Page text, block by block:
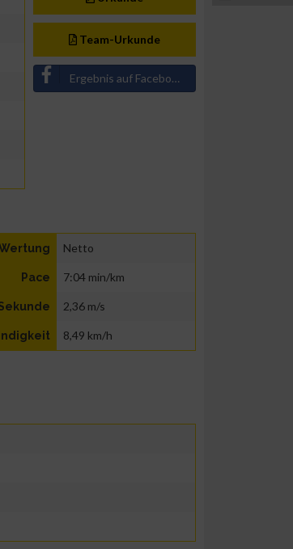
Team-Urkunde
Ergebnis auf Facebook teilen
Netto
Pace 7:04 min/km
2,36 m/s
8,49 km/h